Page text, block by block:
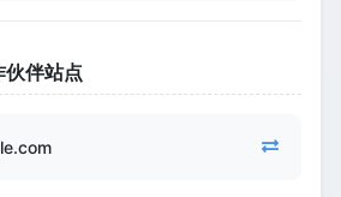
伙伴站点